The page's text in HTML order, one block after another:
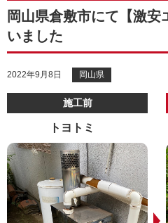
岡山県倉敷市にて【激
いました
2022年9月8日 岡山県
施工前
トヨトミ